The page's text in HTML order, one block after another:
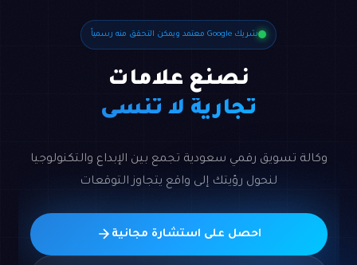
شريك Google معتمد ويمكن التحقق منه رسمياً
نصنع علامات
تجارية لا تُنسى
وكالة تسويق رقمي سعودية تجمع بين الإبداع والتكنولوجيا
لنحول رؤيتك إلى واقع يتجاوز التوقعات
احصل على استشارة مجانية